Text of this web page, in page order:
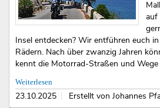
auf
Insel entdecken? Wir entführen euch
Rädern. Nach über zwanzig Jahren
kennt die Motorrad-Straßen und
Weiterlesen
23.10.2025 Erstellt von Johannes